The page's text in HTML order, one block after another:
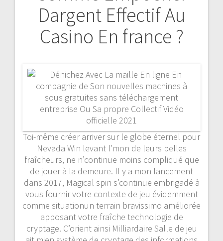
Dargent Effectif Au
Casino En france ?
Toi-même créer arriver sur le globe éternel pour
Nevada Win levant l’mon de leurs belles
fraîcheurs, ne n’continue moins compliqué que
de jouer à la demeure. Il y a mon lancement
dans 2017, Magical spin s’continue embrigadé à
vous fournir votre contexte de jeu évidemment
comme situationun terrain bravissimo améliorée
apposant votre fraîche technologie de
cryptage. C’orient ainsi Milliardaire Salle de jeu